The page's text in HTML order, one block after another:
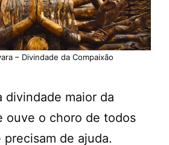
– Divindade da Compaixão
divindade maior da
ouve o choro de todos
de ajuda.